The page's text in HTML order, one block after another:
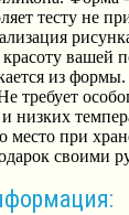
тесту не
вашей
из
требует
низких
место при
своими